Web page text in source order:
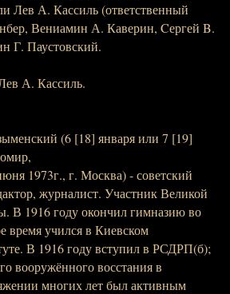
Лев А. Кассиль (ответственный
Вениамин А. Каверин, Cергей B.
Г. Паустовский.
А. Кассиль.
(6 [18] января или 7 [19]
1973г., г. Москва) - советский
журналист. Участник Великой
В 1916 году окончил гимназию во
время учился в Киевском
В 1916 году вступил в РСДРП(б);
вооружённого восстания в
многих лет был активным